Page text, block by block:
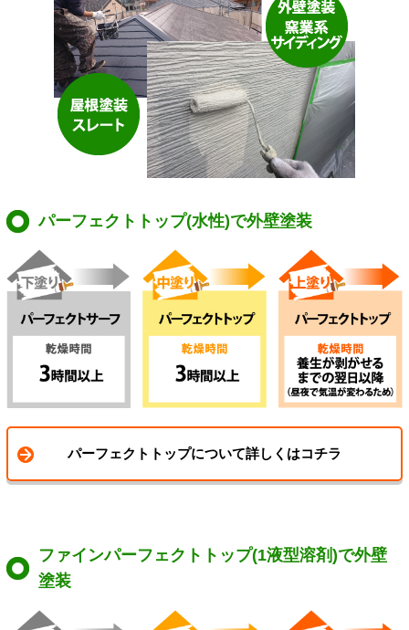
パーフェクトトップ(水性)で外壁塗装
パーフェクトトップについて詳しくはコチラ
ファインパーフェクトトップ(1液型溶剤)で外壁
塗装